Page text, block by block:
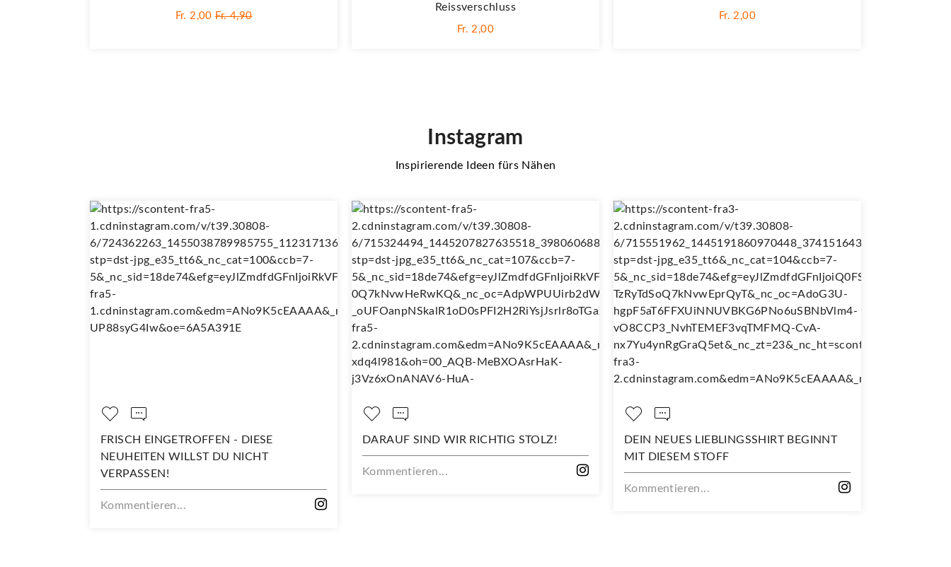
Fr. 2,00 Fr. 4,90
Reissverschluss
Fr. 2,00
Fr. 2,00
Instagram
Inspirierende Ideen fürs Nähen
EINGETROFFEN - DIESE
WILLST DU NICHT
DARAUF SIND WIR RICHTIG STOLZ!
DEIN NEUES LIEBLINGSSHIRT BEGINNT
MIT DIESEM STOFF
NÄH DIR DEINEN EIGENEN
Kommentieren...